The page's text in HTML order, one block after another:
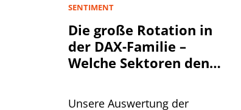
SENTIMENT
Die große Rotation in
der DAX-Familie –
Welche Sektoren den
Unsere Auswertung der